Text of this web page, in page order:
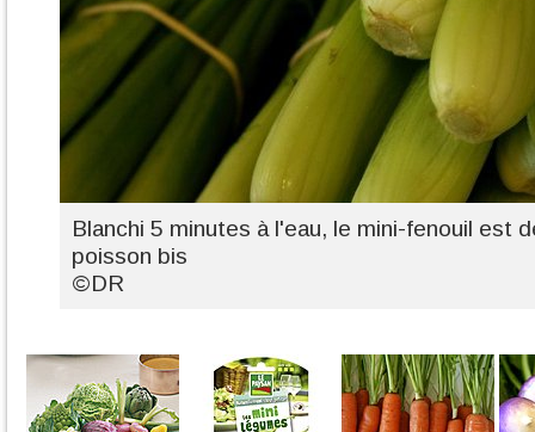
Blanchi 5 minutes à l'eau, le mini-fenouil est
poisson bis
©DR